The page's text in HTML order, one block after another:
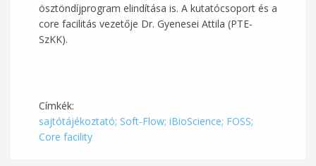
ösztöndíjprogram elindítása is. A kutatócsoport és a
core facilitás vezetője Dr. Gyenesei Attila (PTE-
SzKK).
Címkék:
sajtótájékoztató; Soft-Flow; iBioScience; FOSS;
Core facility